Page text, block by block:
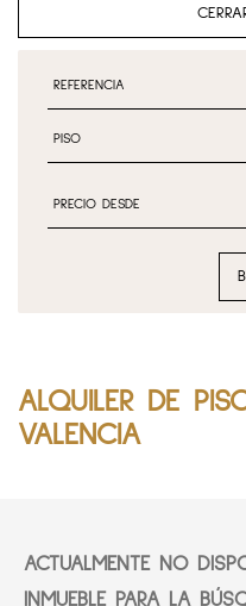
ALQUILER DE
VALENCIA
ACTUALMENTE NO
INMUEBLE PARA LA